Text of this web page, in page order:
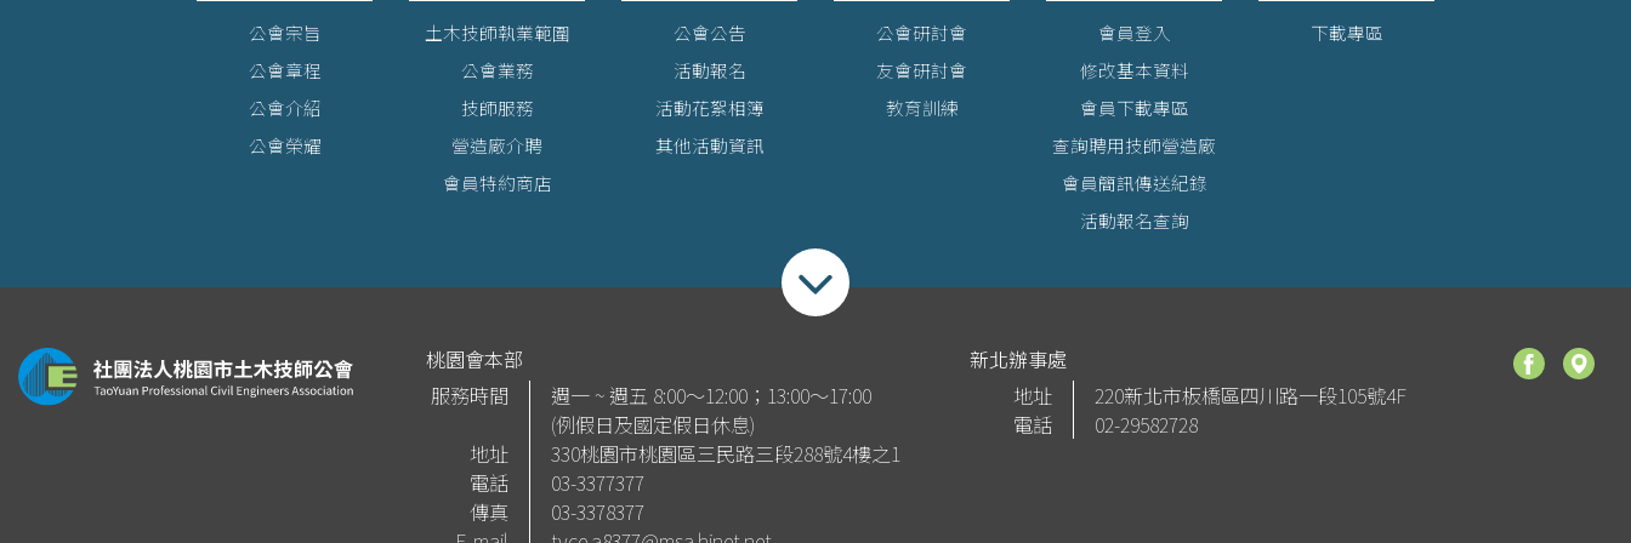
公會宗旨
公會章程
公會介紹
公會榮耀
土木技師執業範圍
公會業務
技師服務
營造廠介聘
會員特約商店
公會公告
活動報名
活動花絮相簿
其他活動資訊
公會研討會
友會研討會
教育訓練
會員登入
修改基本資料
會員下載專區
查詢聘用技師營造廠
會員簡訊傳送紀錄
活動報名查詢
下載專區
桃園會本部
服務時間
週一 ~ 週五 8:00～12:00；13:00～17:00
(例假日及國定假日休息)
地址
330桃園市桃園區三民路三段288號4樓之1
電話
03-3377377
傳真
03-3378377
新北辦事處
地址
220新北市板橋區四川路一段105號4F
電話
02-29582728